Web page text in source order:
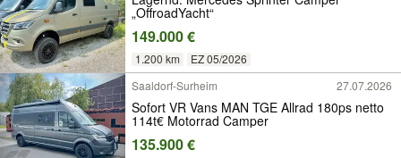
„OffroadYacht“
149.000 €
1.200 km
EZ 05/2026
Saaldorf-Surheim
27.07.2026
Sofort VR Vans MAN TGE Allrad 180ps netto
114t€ Motorrad Camper
135.900 €